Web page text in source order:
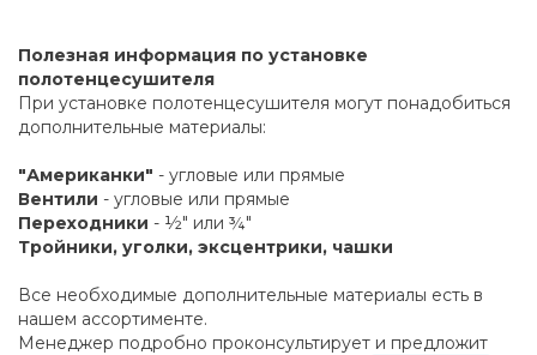
Полезная информация по установке
полотенцесушителя
При установке полотенцесушителя могут понадобиться
дополнительные материалы:
"Американки" - угловые или прямые
Вентили - угловые или прямые
Переходники - ½" или ¾"
Тройники, уголки, эксцентрики, чашки
Все необходимые дополнительные материалы есть в
нашем ассортименте.
Менеджер подробно проконсультирует и предложит